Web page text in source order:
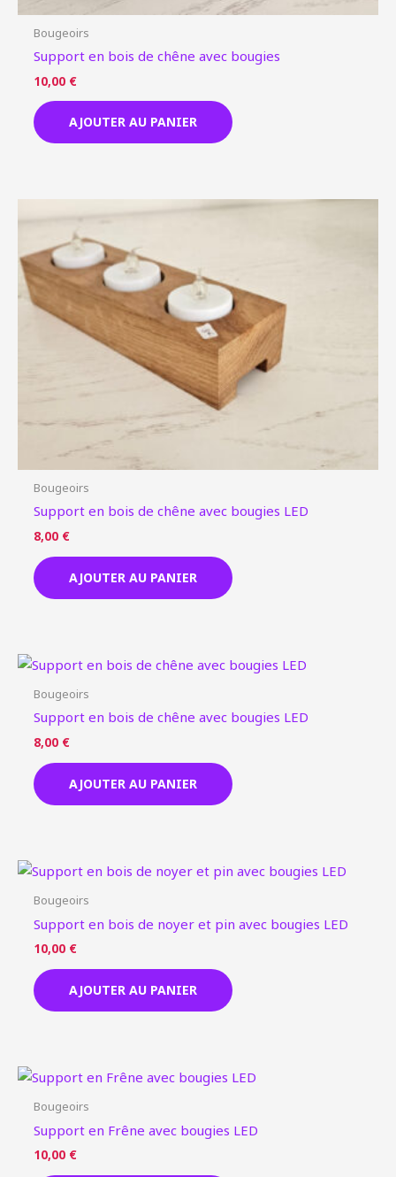
Bougeoirs
Support en bois de chêne avec bougies
10,00 €
AJOUTER AU PANIER
Bougeoirs
Support en bois de chêne avec bougies LED
8,00 €
AJOUTER AU PANIER
Bougeoirs
Support en bois de chêne avec bougies LED
8,00 €
AJOUTER AU PANIER
Bougeoirs
Support en bois de noyer et pin avec bougies LED
10,00 €
AJOUTER AU PANIER
Bougeoirs
Support en Frêne avec bougies LED
10,00 €